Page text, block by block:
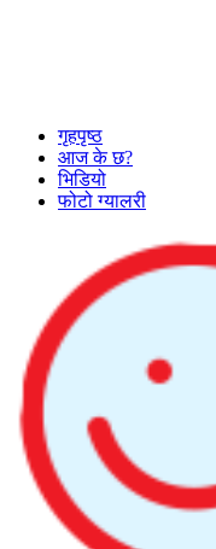
गृहपृष्ठ
आज के छ?
भिडियो
फोटो ग्यालरी